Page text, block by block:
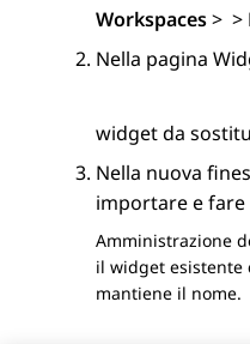
Workspaces> >
Nella pagina
widget da
Nella nuova
importare e fare
Amministrazione
il widget esistente
mantiene il nome.